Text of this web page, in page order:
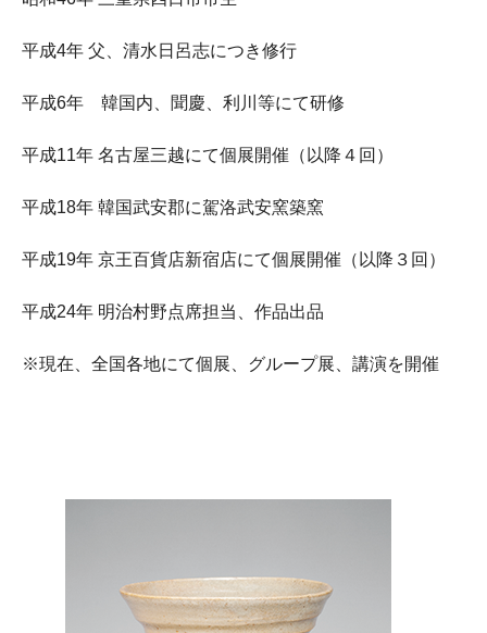
平成4年 父、清水日呂志につき修行
平成6年 韓国内、聞慶、利川等にて研修
平成11年 名古屋三越にて個展開催（以降４回）
平成18年 韓国武安郡に駕洛武安窯築窯
平成19年 京王百貨店新宿店にて個展開催（以降３回）
平成24年 明治村野点席担当、作品出品
※現在、全国各地にて個展、グループ展、講演を開催